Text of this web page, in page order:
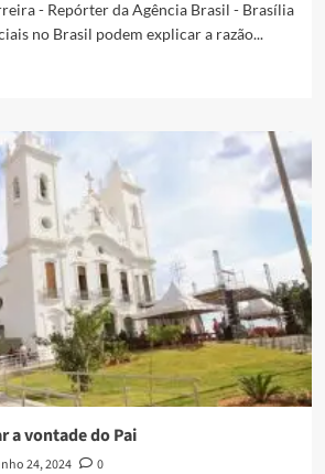
- Repórter da Agência Brasil - Brasília
no Brasil podem explicar a razão...
a vontade do Pai
24, 2024 0